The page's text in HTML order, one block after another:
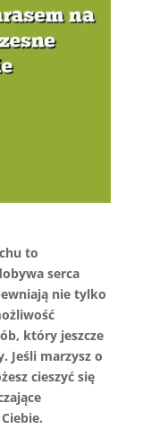
to
serca
nie tylko
który jeszcze
Jeśli marzysz o
cieszyć się